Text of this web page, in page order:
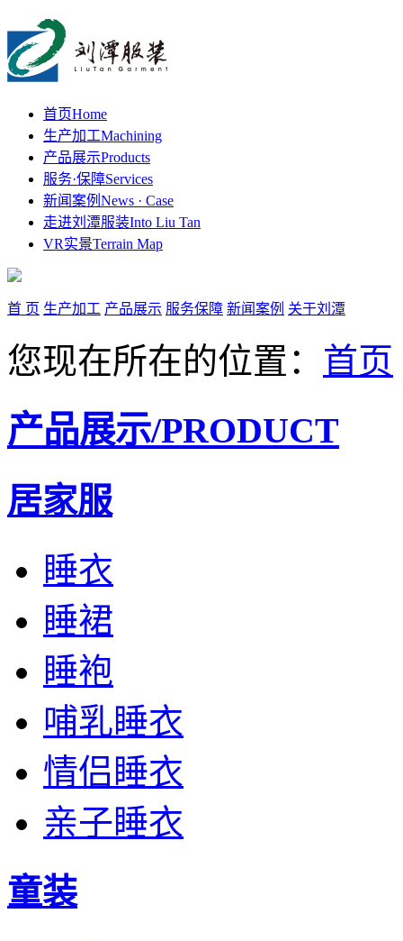
首页Home
生产加工Machining
产品展示Products
服务·保障Services
新闻案例 News · Case
走进刘潭服装Into Liu Tan
VR实景Terrain Map
首 页 生产加工 产品展示 服务保障 新闻案例 关于刘潭
您现在所在的位置： 首页
产品展示/PRODUCT
居家服
睡衣
睡裙
睡袍
哺乳睡衣
情侣睡衣
亲子睡衣
童装